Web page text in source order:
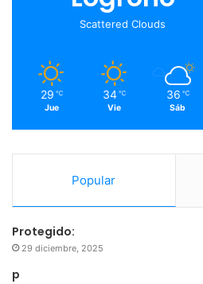
o
Scattered Clouds
29 ℃
Jue
34 ℃
Vie
36 ℃
Sáb
Popular
Protegido:
29 diciembre, 2025
p